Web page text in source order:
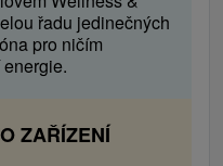
řadu jedinečných
pro ničím
ZAŘÍZENÍ